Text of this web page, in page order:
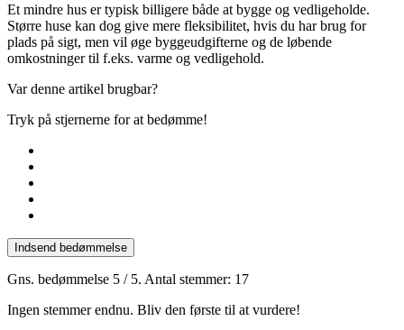
Et mindre hus er typisk billigere både at bygge og vedligeholde.
Større huse kan dog give mere fleksibilitet, hvis du har brug for
plads på sigt, men vil øge byggeudgifterne og de løbende
omkostninger til f.eks. varme og vedligehold.
Var denne artikel brugbar?
Tryk på stjernerne for at bedømme!
Indsend bedømmelse
Gns. bedømmelse 5 / 5. Antal stemmer: 17
Ingen stemmer endnu. Bliv den første til at vurdere!